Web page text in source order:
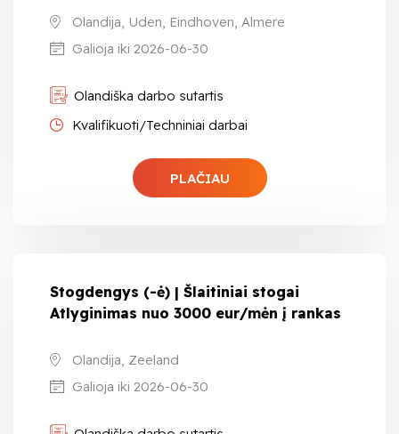
Olandija, Uden, Eindhoven, Almere
Galioja iki 2026-06-30
Olandiška darbo sutartis
Kvalifikuoti/Techniniai darbai
PLAČIAU
Stogdengys (-ė) | Šlaitiniai stogai
Atlyginimas nuo 3000 eur/mėn į rankas
Olandija, Zeeland
Galioja iki 2026-06-30